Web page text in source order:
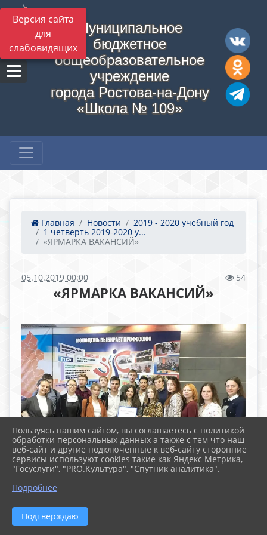
Версия сайта
для
слабовидящих
Муниципальное
бюджетное
общеобразовательное
учреждение
города Ростова-на-Дону
«Школа № 109»
Главная Новости
2019 - 2020 учебный год
1 четверть 2019-2020 у...
«ЯРМАРКА ВАКАНСИЙ»
05.10.2019 00:00 54
«ЯРМАРКА ВАКАНСИЙ»
Пользуясь нашим сайтом, вы соглашаетесь с политикой
обработки персональных данных а также с тем что наш
веб-сайт и другие подключенные к веб-сайту сторонние
сервисы используют cookies такие как Яндекс Метрика,
"Госуслуги", "PRO.Культура", "Спутник аналитика".
Подробнее
Подтверждаю